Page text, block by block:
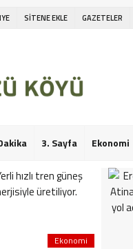
SİTENE EKLE GAZETELER
3. Sayfa Ekonomi
Ekonomi